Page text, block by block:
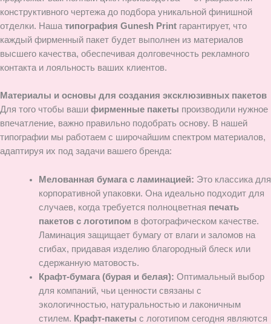
конструктивного чертежа до подбора уникальной финишной
отделки. Наша типография Gunesh Print гарантирует, что
каждый фирменный пакет будет выполнен из материалов
высшего качества, обеспечивая долговечность рекламного
контакта и лояльность ваших клиентов.
Материалы и основы для создания эксклюзивных пакетов
Для того чтобы ваши фирменные пакеты производили нужное
впечатление, важно правильно подобрать основу. В нашей
типографии мы работаем с широчайшим спектром материалов,
адаптируя их под задачи вашего бренда:
Мелованная бумага с ламинацией: Это классика для
корпоративной упаковки. Она идеально подходит для
случаев, когда требуется полноцветная печать
пакетов с логотипом в фотографическом качестве.
Ламинация защищает бумагу от влаги и заломов на
сгибах, придавая изделию благородный блеск или
сдержанную матовость.
Крафт-бумага (бурая и белая): Оптимальный выбор
для компаний, чьи ценности связаны с
экологичностью, натуральностью и лаконичным
стилем. Крафт-пакеты с логотипом сегодня являются